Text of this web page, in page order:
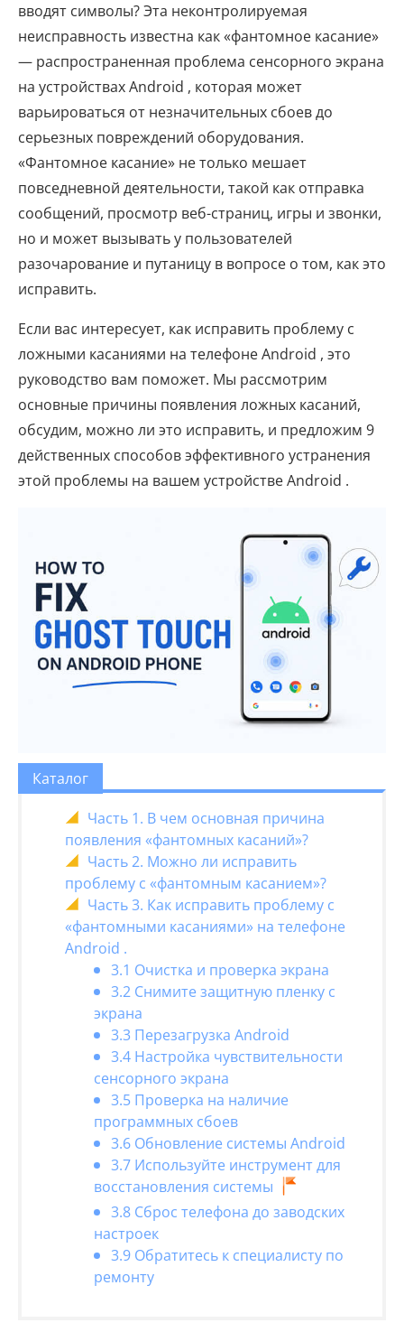
вводят символы? Эта неконтролируемая
неисправность известна как «фантомное касание»
— распространенная проблема сенсорного экрана
на устройствах Android , которая может
варьироваться от незначительных сбоев до
серьезных повреждений оборудования.
«Фантомное касание» не только мешает
повседневной деятельности, такой как отправка
сообщений, просмотр веб-страниц, игры и звонки,
но и может вызывать у пользователей
разочарование и путаницу в вопросе о том, как это
исправить.
Если вас интересует, как исправить проблему с
ложными касаниями на телефоне Android , это
руководство вам поможет. Мы рассмотрим
основные причины появления ложных касаний,
обсудим, можно ли это исправить, и предложим 9
действенных способов эффективного устранения
этой проблемы на вашем устройстве Android .
Каталог
Часть 1. В чем основная причина
появления «фантомных касаний»?
Часть 2. Можно ли исправить
проблему с «фантомным касанием»?
Часть 3. Как исправить проблему с
«фантомными касаниями» на телефоне
Android .
3.1 Очистка и проверка экрана
3.2 Снимите защитную пленку с
экрана
3.3 Перезагрузка Android
3.4 Настройка чувствительности
сенсорного экрана
3.5 Проверка на наличие
программных сбоев
3.6 Обновление системы Android
3.7 Используйте инструмент для
восстановления системы
3.8 Сброс телефона до заводских
настроек
3.9 Обратитесь к специалисту по
ремонту